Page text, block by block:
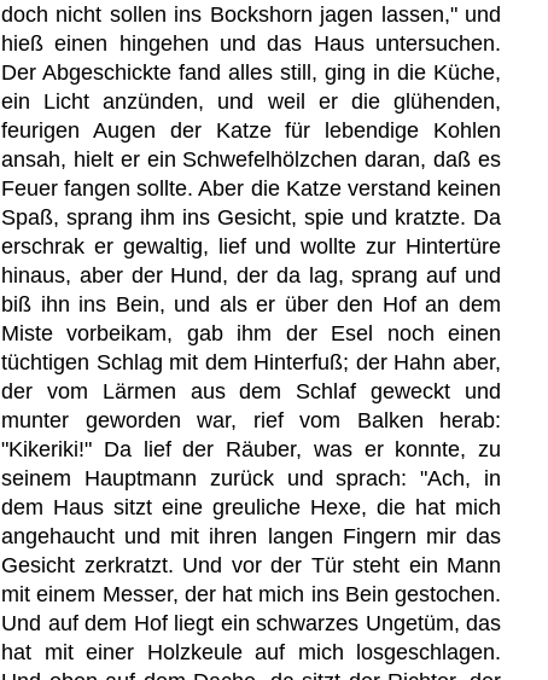
doch nicht sollen ins Bockshorn jagen lassen," und
hieß einen hingehen und das Haus untersuchen.
Der Abgeschickte fand alles still, ging in die Küche,
ein Licht anzünden, und weil er die glühenden,
feurigen Augen der Katze für lebendige Kohlen
ansah, hielt er ein Schwefelhölzchen daran, daß es
Feuer fangen sollte. Aber die Katze verstand keinen
Spaß, sprang ihm ins Gesicht, spie und kratzte. Da
erschrak er gewaltig, lief und wollte zur Hintertüre
hinaus, aber der Hund, der da lag, sprang auf und
biß ihn ins Bein, und als er über den Hof an dem
Miste vorbeikam, gab ihm der Esel noch einen
tüchtigen Schlag mit dem Hinterfuß; der Hahn aber,
der vom Lärmen aus dem Schlaf geweckt und
munter geworden war, rief vom Balken herab:
"Kikeriki!" Da lief der Räuber, was er konnte, zu
seinem Hauptmann zurück und sprach: "Ach, in
dem Haus sitzt eine greuliche Hexe, die hat mich
angehaucht und mit ihren langen Fingern mir das
Gesicht zerkratzt. Und vor der Tür steht ein Mann
mit einem Messer, der hat mich ins Bein gestochen.
Und auf dem Hof liegt ein schwarzes Ungetüm, das
hat mit einer Holzkeule auf mich losgeschlagen.